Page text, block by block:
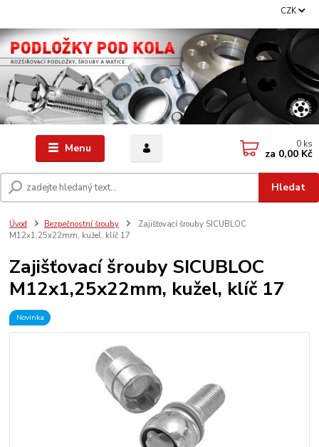
Menu
CZK
Hledat
0 ks
za 0,00 Kč
Úvod Bezpečnostní šrouby
Zajišťovací šrouby SICUBLOC
M12x1,25x22mm, kužel, klíč 17
Zajišťovací šrouby SICUBLOC
M12x1,25x22mm, kužel, klíč 17
Novinka